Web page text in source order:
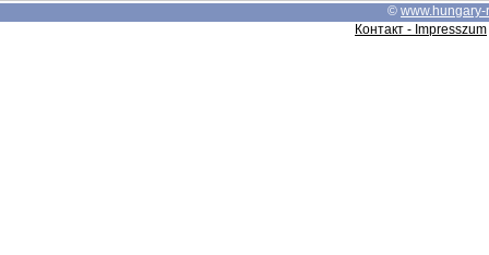
© www.hungary-
Контакт - Impresszum